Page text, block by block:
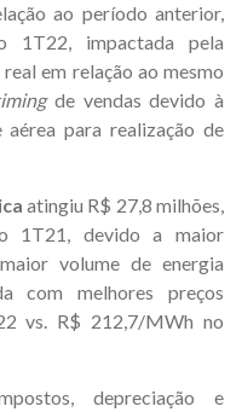
ao período anterior,
1T22, impactada pela
em relação ao mesmo
de vendas devido à
para realização de
atingiu R$ 27,8 milhões,
1T21, devido a maior
volume de energia
com melhores preços
vs. R$ 212,7/MWh no
depreciação e